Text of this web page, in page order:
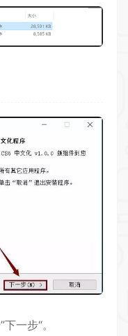
一步“。